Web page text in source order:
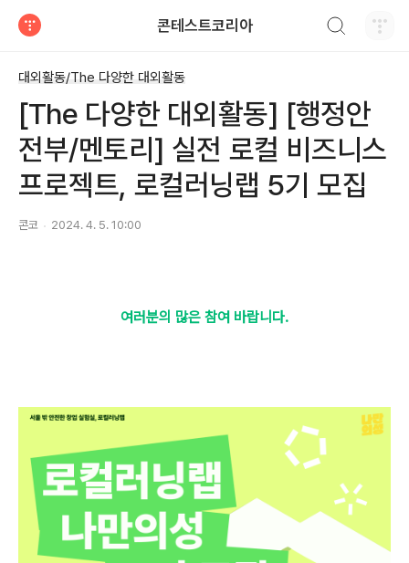
콘테스트코리아
대외활동/The 다양한 대외활동
[The 다양한 대외활동] [행정안
전부/멘토리] 실전 로컬 비즈니스
프로젝트, 로컬러닝랩 5기 모집
콘코 2024. 4. 5. 10:00
여러분의 많은 참여 바랍니다.